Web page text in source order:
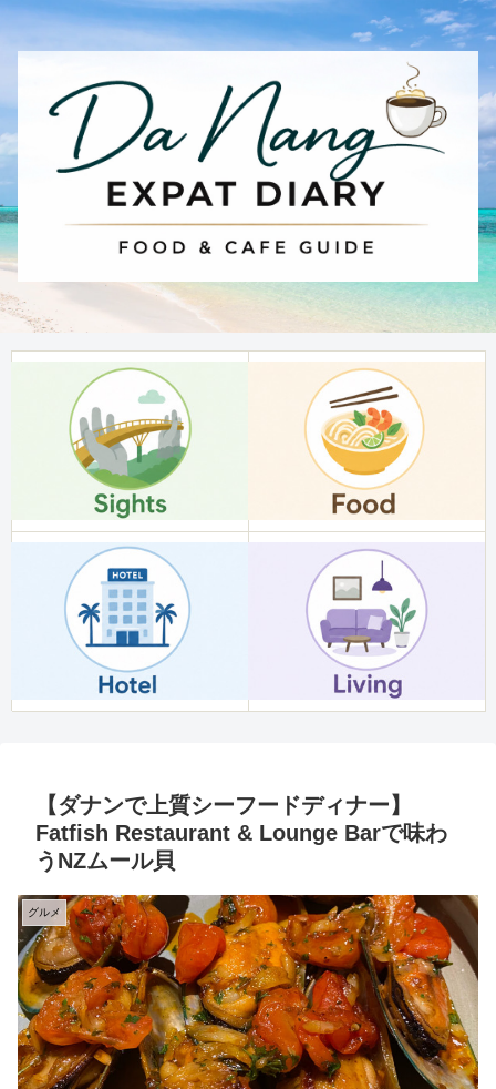
【ダナンで上質シーフードディナー】
Fatfish Restaurant & Lounge Barで味わ
うNZムール貝
グルメ